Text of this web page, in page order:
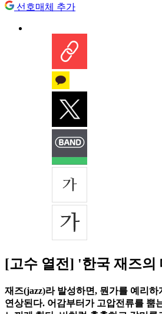
선호매체 추가
[고수 열전] '한국 재즈
재즈(jazz)라 발성하면, 뭔가를 예리하
연상된다. 어감부터가 고압전류를 뿜